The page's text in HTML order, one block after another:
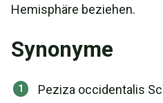
Hemisphäre beziehen.
Synonyme
Peziza occidentalis